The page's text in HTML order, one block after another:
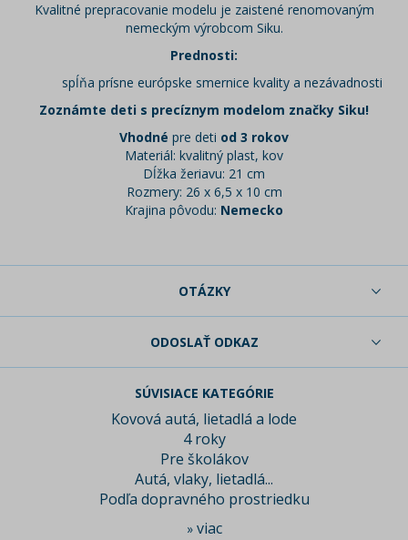
Kvalitné prepracovanie modelu je zaistené renomovaným
nemeckým výrobcom Siku.
Prednosti:
spĺňa prísne európske smernice kvality a nezávadnosti
Zoznámte deti s precíznym modelom značky Siku!
Vhodné pre deti od 3 rokov
Materiál: kvalitný plast, kov
Dĺžka žeriavu: 21 cm
Rozmery: 26 x 6,5 x 10 cm
Krajina pôvodu: Nemecko
OTÁZKY
ODOSLAŤ ODKAZ
SÚVISIACE KATEGÓRIE
Kovová autá, lietadlá a lode
4 roky
Pre školákov
Autá, vlaky, lietadlá...
Podľa dopravného prostriedku
» viac